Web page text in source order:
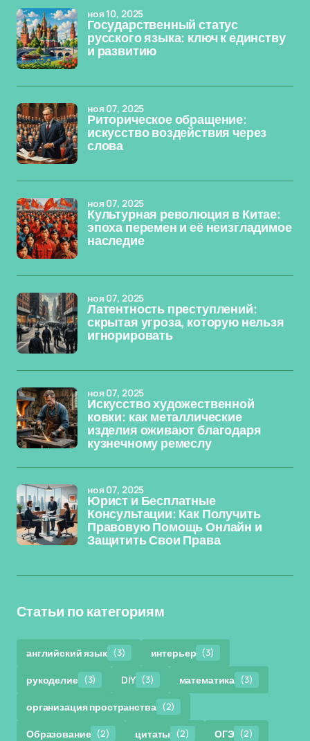
Государственный статус
русского языка: ключ к единству
и развитию
ноя 10, 2025
Риторическое обращение:
искусство воздействия через
слова
ноя 07, 2025
Культурная революция в Китае:
эпоха перемен и её неизгладимое
наследие
ноя 07, 2025
Латентность преступлений:
скрытая угроза, которую нельзя
игнорировать
ноя 07, 2025
Искусство художественной
ковки: как металлические
изделия оживают благодаря
кузнечному ремеслу
ноя 07, 2025
Юрист и Бесплатные
Консультации: Как Получить
Правовую Помощь Онлайн и
Защитить Свои Права
ноя 07, 2025
Статьи по категориям
английский язык (3) интерьер (3)
рукоделие (3) DIY (3) математика (3)
организация пространства (2)
Образование (2) цитаты (2) ОГЭ (2)